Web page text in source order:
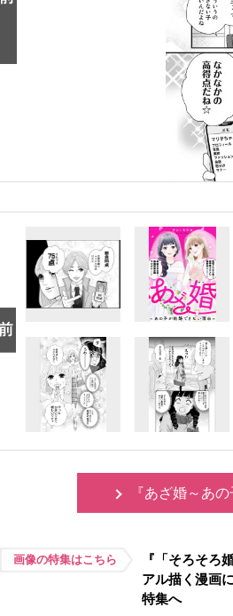
『あざ婚～あ
画像の特集はこちら
『「そろそろ
アル描く漫画
特集へ